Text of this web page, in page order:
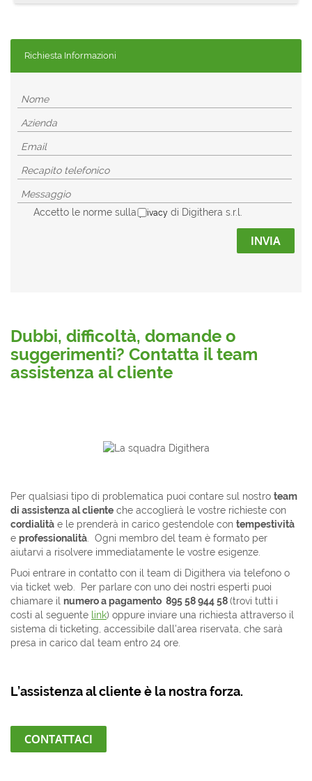
Richiesta Informazioni
Accetto le norme sulla privacy di Digithera s.r.l.
INVIA
Dubbi, difficoltà, domande o
suggerimenti? Contatta il team
assistenza al cliente
Per qualsiasi tipo di problematica puoi contare sul nostro team
di assistenza al cliente che accoglierà le vostre richieste con
cordialità e le prenderà in carico gestendole con tempestività
e professionalità . Ogni membro del team è formato per
aiutarvi a risolvere immediatamente le vostre esigenze.
Puoi entrare in contatto con il team di Digithera via telefono o
via ticket web. Per parlare con uno dei nostri esperti puoi
chiamare il numero a pagamento 895 58 944 58(trovi tutti i
costi al seguente link) oppure inviare una richiesta attraverso il
sistema di ticketing, accessibile dall'area riservata, che sarà
presa in carico dal team entro 24 ore.
L’assistenza al cliente è la nostra forza.
CONTATTACI